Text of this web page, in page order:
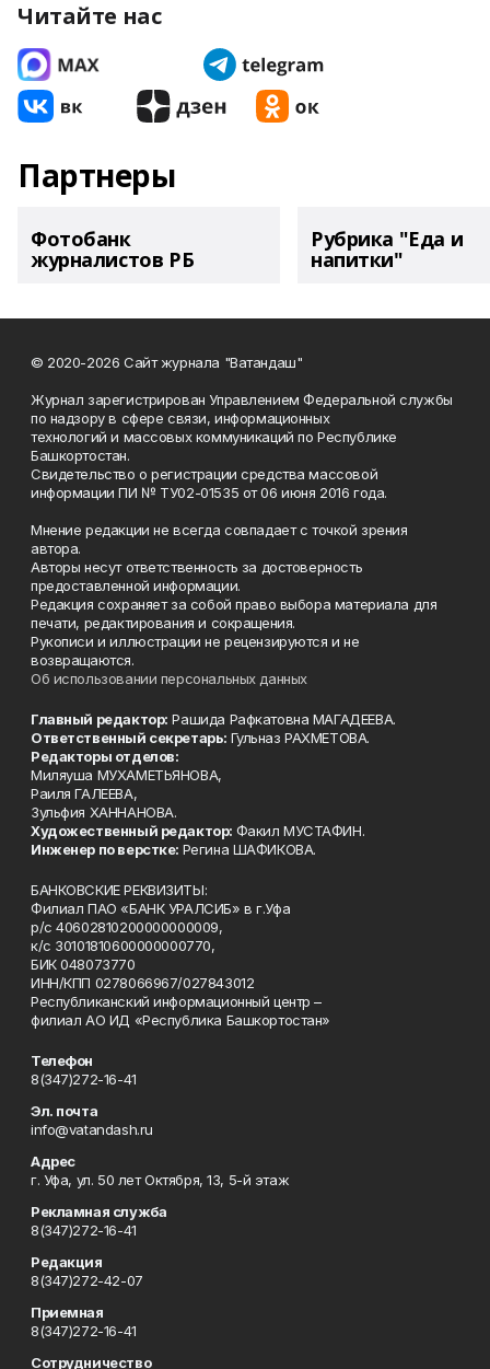
Читайте нас
Партнеры
Фотобанк
журналистов РБ
Рубрика "Еда и
напитки"
© 2020-2026 Сайт журнала "Ватандаш"
Журнал зарегистрирован Управлением Федеральной службы
по надзору в сфере связи, информационных
технологий и массовых коммуникаций по Республике
Башкортостан.
Свидетельство о регистрации средства массовой
информации ПИ № ТУ02-01535 от 06 июня 2016 года.
Мнение редакции не всегда совпадает с точкой зрения
автора.
Авторы несут ответственность за достоверность
предоставленной информации.
Редакция сохраняет за собой право выбора материала для
печати, редактирования и сокращения.
Рукописи и иллюстрации не рецензируются и не
возвращаются.
Об использовании персональных данных
Главный редактор: Рашида Рафкатовна МАГАДЕЕВА.
Ответственный секретарь: Гульназ РАХМЕТОВА.
Редакторы отделов:
Миляуша МУХАМЕТЬЯНОВА,
Раиля ГАЛЕЕВА,
Зульфия ХАННАНОВА.
Художественный редактор: Факил МУСТАФИН.
Инженер по верстке: Регина ШАФИКОВА.
БАНКОВСКИЕ РЕКВИЗИТЫ:
Филиал ПАО «БАНК УРАЛСИБ» в г.Уфа
р/с 40602810200000000009,
к/с 30101810600000000770,
БИК 048073770
ИНН/КПП 0278066967/027843012
Республиканский информационный центр –
филиал АО ИД «Республика Башкортостан»
Телефон
8(347)272-16-41
Эл. почта
info@vatandash.ru
Адрес
г. Уфа, ул. 50 лет Октября, 13, 5-й этаж
Рекламная служба
8(347)272-16-41
Редакция
8(347)272-42-07
Приемная
8(347)272-16-41
Сотрудничество